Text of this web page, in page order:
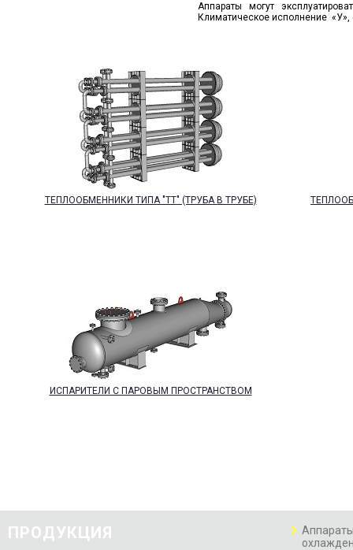
Аппараты могут
Климатическое исполнение «У»,
ТЕПЛООБМЕННИКИ ТИПА "ТТ" (ТРУБА В ТРУБЕ)
ИСПАРИТЕЛИ С ПАРОВЫМ ПРОСТРАНСТВОМ
ПРОДУКЦИЯ